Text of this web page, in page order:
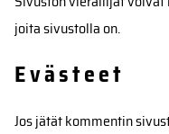
joita sivustolla on.
Evästeet
Jos jätät kommentin